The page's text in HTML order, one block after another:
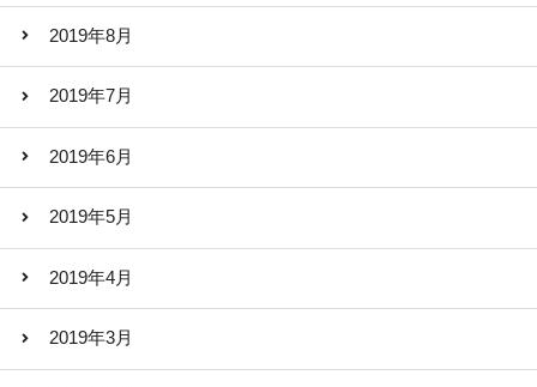
2019年8月
2019年7月
2019年6月
2019年5月
2019年4月
2019年3月